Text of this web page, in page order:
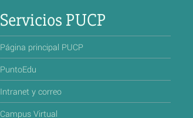
Servicios PUCP
Página principal PUCP
PuntoEdu
Intranet y correo
Campus Virtual